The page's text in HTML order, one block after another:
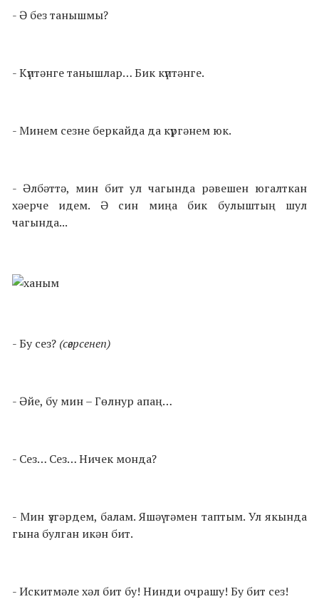
- Ә без танышмы?
- Күптәнге танышлар… Бик күптәнге.
- Минем сезне беркайда да күргәнем юк.
- Әлбәттә, мин бит ул чагында рәвешен югалткан
хәерче идем. Ә син миңа бик булыштың шул
чагында...
- Бу сез? (сәерсенеп)
- Әйе, бу мин – Гөлнур апаң…
- Сез… Сез… Ничек монда?
- Мин үзгәрдем, балам. Яшәү тәмен таптым. Ул якында
гына булган икән бит.
- Искитмәле хәл бит бу! Нинди очрашу! Бу бит сез!